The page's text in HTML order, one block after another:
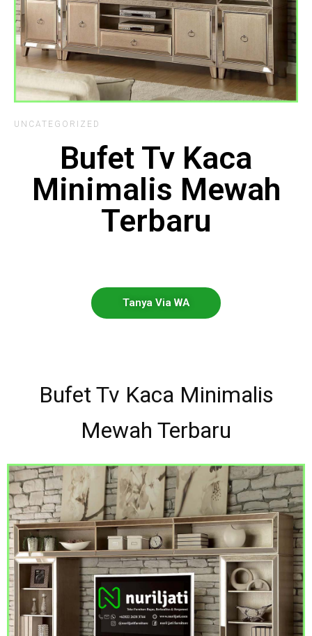
UNCATEGORIZED
Bufet Tv Kaca
Minimalis Mewah
Terbaru
Tanya Via WA
Bufet Tv Kaca Minimalis
Mewah Terbaru